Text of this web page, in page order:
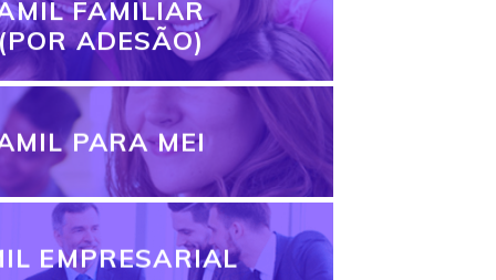
FAMILIAR
ADESÃO)
PARA MEI
EMPRESARIAL